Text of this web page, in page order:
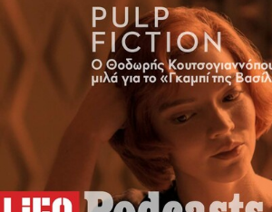
LIFO SHOP
NEWSLETTER
ΜΙΚΡΟΠΡΑΓΜΑΤΑ
THE GOOD LIFO
LIFOLAND
CITY GUIDE
ΑΜΠΑ